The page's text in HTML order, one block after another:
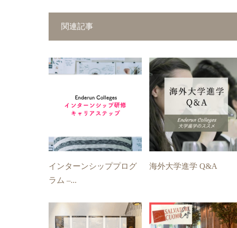
関連記事
インターンシッププログ
ラム –...
海外大学進学 Q&A